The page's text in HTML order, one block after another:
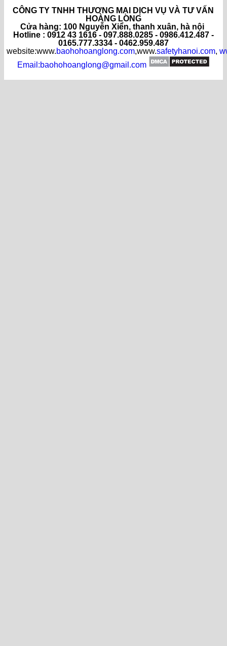
CÔNG TY TNHH THƯƠNG MẠI DỊCH VỤ VÀ TƯ VẤN
HOÀNG LONG
Cửa hàng: 100 Nguyễn Xiển, thanh xuân, hà nội
Hotline : 0912 43 1616 - 097.888.0285 - 0986.412.487 -
0165.777.3334 - 0462.959.487
website:www.baohohoanglong.com,www.safetyhanoi.com,
Email:baohohoanglong@gmail.com